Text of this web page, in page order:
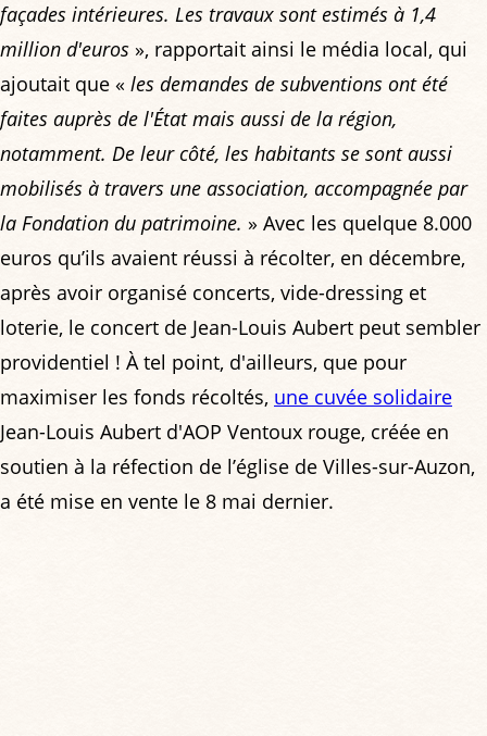
façades intérieures. Les travaux sont estimés à 1,4
million d'euros », rapportait ainsi le média local, qui
ajoutait que « les demandes de subventions ont été
faites auprès de l'État mais aussi de la région,
notamment. De leur côté, les habitants se sont aussi
mobilisés à travers une association, accompagnée par
la Fondation du patrimoine. » Avec les quelque 8.000
euros qu’ils avaient réussi à récolter, en décembre,
après avoir organisé concerts, vide-dressing et
loterie, le concert de Jean-Louis Aubert peut sembler
providentiel ! À tel point, d'ailleurs, que pour
maximiser les fonds récoltés, une cuvée solidaire
Jean-Louis Aubert d'AOP Ventoux rouge, créée en
soutien à la réfection de l’église de Villes-sur-Auzon,
a été mise en vente le 8 mai dernier.